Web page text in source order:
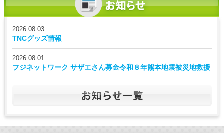
2026.08.03
TNCグッズ情報
2026.08.01
フジネットワーク サザエさん募金令和８年熊本地震被災地救援